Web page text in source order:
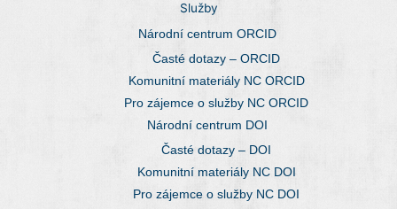
Služby
Národní centrum ORCID
Časté dotazy – ORCID
Komunitní materiály NC ORCID
Pro zájemce o služby NC ORCID
Národní centrum DOI
Časté dotazy – DOI
Komunitní materiály NC DOI
Pro zájemce o služby NC DOI